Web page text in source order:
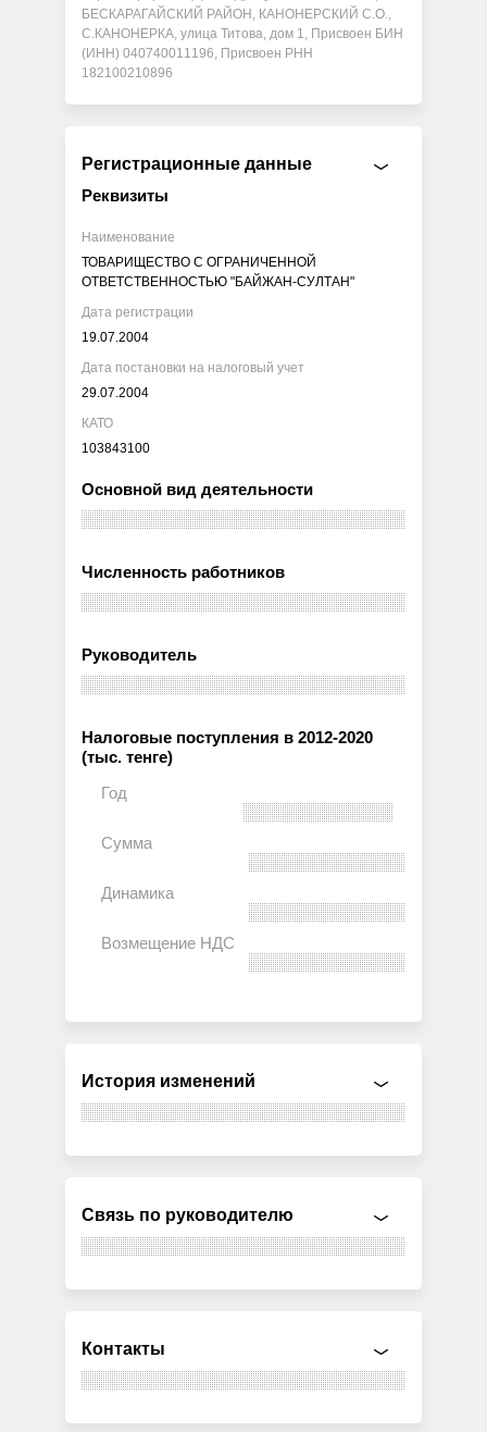
БЕСКАРАГАЙСКИЙ РАЙОН, КАНОНЕРСКИЙ С.О.,
С.КАНОНЕРКА, улица Титова, дом 1, Присвоен БИН
(ИНН) 040740011196, Присвоен РНН
182100210896
Регистрационные данные
Реквизиты
Наименование
ТОВАРИЩЕСТВО С ОГРАНИЧЕННОЙ
ОТВЕТСТВЕННОСТЬЮ "БАЙЖАН-СУЛТАН"
Дата регистрации
19.07.2004
Дата постановки на налоговый учет
29.07.2004
КАТО
103843100
Основной вид деятельности
Численность работников
Руководитель
Налоговые поступления в 2012-2020
(тыс. тенге)
История изменений
Связь по руководителю
Контакты